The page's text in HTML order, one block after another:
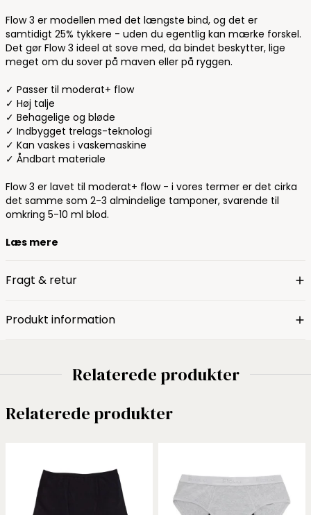
Flow 3 er modellen med det længste bind, og det er
samtidigt 25% tykkere - uden du egentlig kan mærke forskel.
Det gør Flow 3 ideel at sove med, da bindet beskytter, lige
meget om du sover på maven eller på ryggen.
✓ Passer til moderat+ flow
✓ Høj talje
✓ Behagelige og bløde
✓ Indbygget trelags-teknologi
✓ Kan vaskes i vaskemaskine
✓ Åndbart materiale
Flow 3 er lavet til moderat+ flow - i vores termer er det cirka
det samme som 2-3 almindelige tamponer, svarende til
omkring 5-10 ml blod.
Læs mere
Fragt & retur
Produkt information
Relaterede produkter
Relaterede produkter